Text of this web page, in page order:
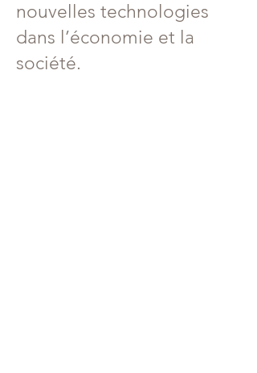
nouvelles technologies
dans l’économie et la
société.